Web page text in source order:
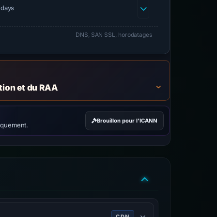
DNS, SAN SSL, horodatages
et du RAA
Brouillon pour l’ICANN